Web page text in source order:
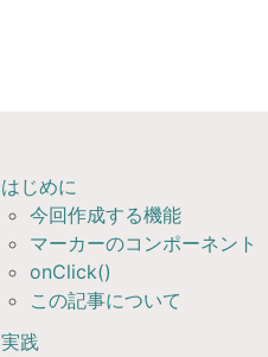
はじめに
今回作成する機能
マーカーのコンポーネント
onClick()
この記事について
実践